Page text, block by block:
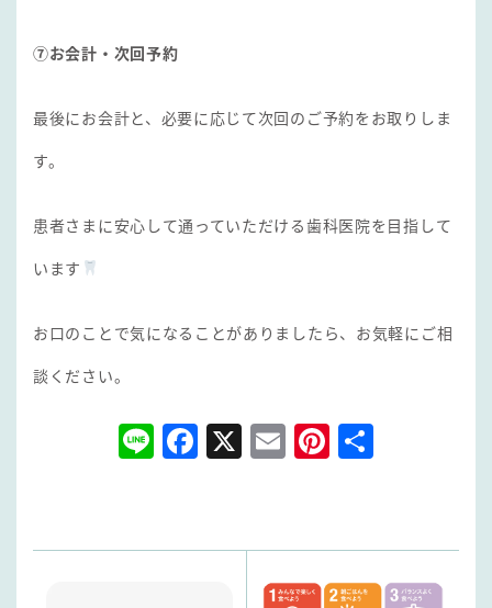
⑦お会計・次回予約
最後にお会計と、必要に応じて次回のご予約をお取りしま
す。
患者さまに安心して通っていただける歯科医院を目指して
います
お口のことで気になることがありましたら、お気軽にご相
談ください。
LineFacebook
X EmailPinterest